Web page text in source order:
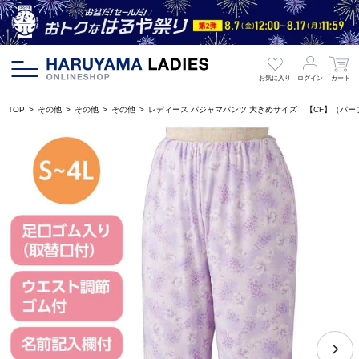
お気に入り ログイン カート
TOP その他 その他 その他 レディース パジャマパンツ 大きめサイズ 【CF】（パー